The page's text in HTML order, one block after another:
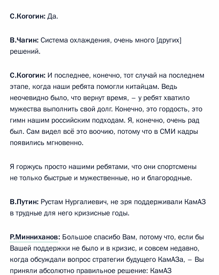
С.Когогин: Да.
В.Чагин: Система охлаждения, очень много [других]
решений.
С.Когогин: И последнее, конечно, тот случай на последнем
этапе, когда наши ребята помогли китайцам. Ведь
неочевидно было, что вернут время, – у ребят хватило
мужества выполнить свой долг. Конечно, это гордость, это
гимн нашим российским подходам. Я, конечно, очень рад
был. Сам видел всё это воочию, потому что в СМИ кадры
появились мгновенно.
Я горжусь просто нашими ребятами, что они спортсмены
не только быстрые и мужественные, но и благородные.
В.Путин: Рустам Нургалиевич, не зря поддерживали КамАЗ
в трудные для него кризисные годы.
Р.Минниханов: Большое спасибо Вам, потому что, если бы
Вашей поддержки не было и в кризис, и совсем недавно,
когда обсуждали вопрос стратегии будущего КамАЗа, – Вы
приняли абсолютно правильное решение: КамАЗ